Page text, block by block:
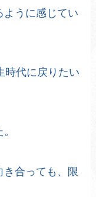
ように感じてい
時代に戻りたい
き合っても、限